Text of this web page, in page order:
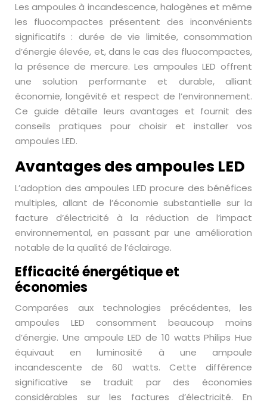
Les ampoules à incandescence, halogènes et même
les fluocompactes présentent des inconvénients
significatifs : durée de vie limitée, consommation
d’énergie élevée, et, dans le cas des fluocompactes,
la présence de mercure. Les ampoules LED offrent
une solution performante et durable, alliant
économie, longévité et respect de l’environnement.
Ce guide détaille leurs avantages et fournit des
conseils pratiques pour choisir et installer vos
ampoules LED.
Avantages des ampoules LED
L’adoption des ampoules LED procure des bénéfices
multiples, allant de l’économie substantielle sur la
facture d’électricité à la réduction de l’impact
environnemental, en passant par une amélioration
notable de la qualité de l’éclairage.
Efficacité énergétique et
économies
Comparées aux technologies précédentes, les
ampoules LED consomment beaucoup moins
d’énergie. Une ampoule LED de 10 watts Philips Hue
équivaut en luminosité à une ampoule
incandescente de 60 watts. Cette différence
significative se traduit par des économies
considérables sur les factures d’électricité. En